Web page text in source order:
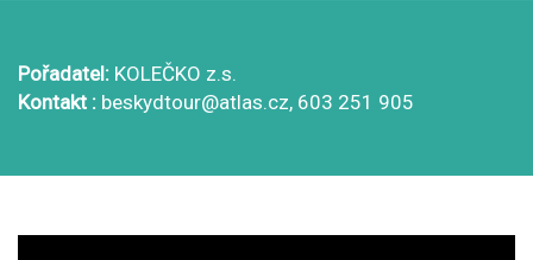
Pořadatel: KOLEČKO z.s.
Kontakt : beskydtour@atlas.cz, 603 251 905